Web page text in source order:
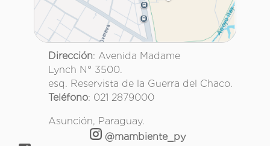
Dirección: Avenida Madame
Lynch N° 3500.
esq. Reservista de la Guerra del Chaco.
Teléfono: 021 2879000
Asunción, Paraguay.
@mambiente_py